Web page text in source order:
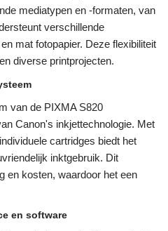
mediatypen en -formaten, van
verschillende
mat fotopapier. Deze flexibiliteit
diverse printprojecten.
van de PIXMA S820
Canon's inkjettechnologie. Met
cartridges biedt het
inktgebruik. Dit
en kosten, waardoor het een
en software